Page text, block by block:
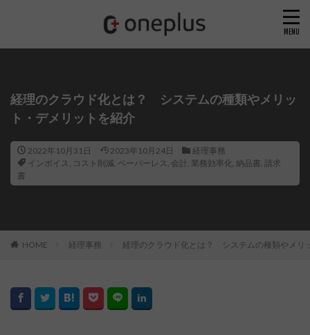
経理のクラウド化とは？ システムの種類やメリッ
ト・デメリットを紹介
2022年10月31日 2023年10月24日
経理事務
インボイス , コスト削減, ペーパーレス , 会計, 業務効率化, 納品書 , 請求
書
HOME 経理事務 経理のクラウド化とは？ システムの種類やメリ